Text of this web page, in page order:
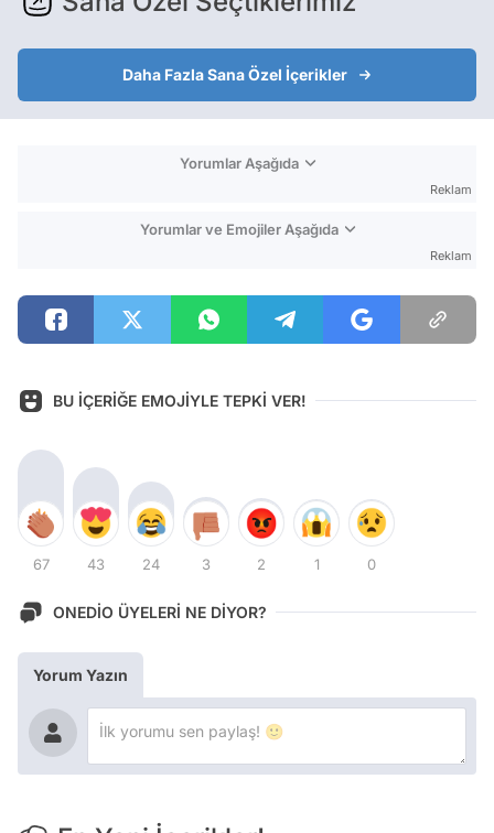
Daha Fazla Sana Özel İçerikler
Yorumlar Aşağıda
Reklam
Yorumlar ve Emojiler Aşağıda
Reklam
BU İÇERİĞE EMOJİYLE TEPKİ VER!
67 43 24 3 2 1 0
ONEDİO ÜYELERİ NE DİYOR?
Yorum Yazın